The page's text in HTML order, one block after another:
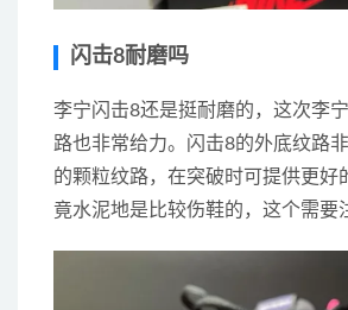
闪击8耐磨吗
李宁闪击8还是挺耐磨的，这次李
路也非常给力。闪击8的外底纹路
的颗粒纹路，在突破时可提供更
竟水泥地是比较伤鞋的，这个需要